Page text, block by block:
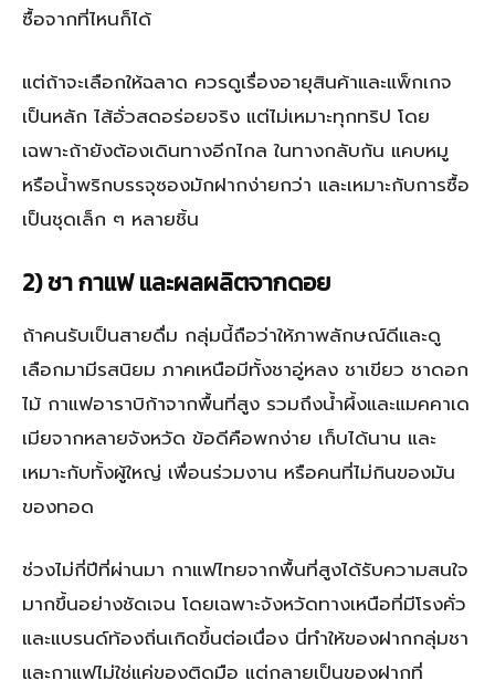
ซื้อจากที่ไหนก็ได้
แต่ถ้าจะเลือกให้ฉลาด ควรดูเรื่องอายุสินค้าและแพ็กเกจ
เป็นหลัก ไส้อั่วสดอร่อยจริง แต่ไม่เหมาะทุกทริป โดย
เฉพาะถ้ายังต้องเดินทางอีกไกล ในทางกลับกัน แคบหมู
หรือน้ำพริกบรรจุซองมักฝากง่ายกว่า และเหมาะกับการซื้อ
เป็นชุดเล็ก ๆ หลายชิ้น
2) ชา กาแฟ และผลผลิตจากดอย
ถ้าคนรับเป็นสายดื่ม กลุ่มนี้ถือว่าให้ภาพลักษณ์ดีและดู
เลือกมามีรสนิยม ภาคเหนือมีทั้งชาอู่หลง ชาเขียว ชาดอก
ไม้ กาแฟอาราบิก้าจากพื้นที่สูง รวมถึงน้ำผึ้งและแมคคาเด
เมียจากหลายจังหวัด ข้อดีคือพกง่าย เก็บได้นาน และ
เหมาะกับทั้งผู้ใหญ่ เพื่อนร่วมงาน หรือคนที่ไม่กินของมัน
ของทอด
ช่วงไม่กี่ปีที่ผ่านมา กาแฟไทยจากพื้นที่สูงได้รับความสนใจ
มากขึ้นอย่างชัดเจน โดยเฉพาะจังหวัดทางเหนือที่มีโรงคั่ว
และแบรนด์ท้องถิ่นเกิดขึ้นต่อเนื่อง นี่ทำให้ของฝากกลุ่มชา
และกาแฟไม่ใช่แค่ของติดมือ แต่กลายเป็นของฝากที่